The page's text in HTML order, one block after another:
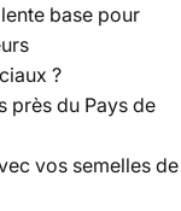
base pour
?
près du Pays de
vos semelles de